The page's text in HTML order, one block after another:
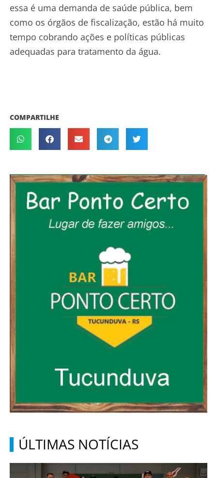
essa é uma demanda de saúde pública, bem
como os órgãos de fiscalização, estão há muito
tempo cobrando ações e políticas públicas
adequadas para tratamento da água.
COMPARTILHE
ÚLTIMAS NOTÍCIAS